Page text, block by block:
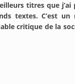
titres que
textes. C’est
critique de la